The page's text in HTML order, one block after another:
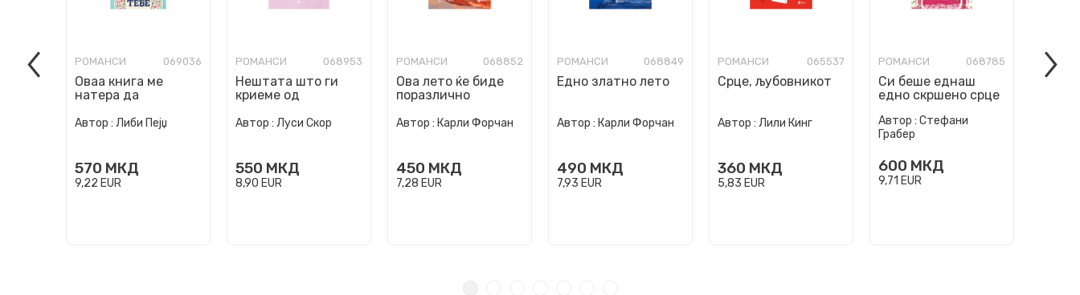
РОМАНСИ 069036
Оваа книга ме
натера да
Автор : Либи Пејџ
570 МКД
9,22 EUR
РОМАНСИ 068953
Нештата што ги
криеме од
Автор : Луси Скор
550 МКД
8,90 EUR
РОМАНСИ 068852
Ова лето ќе биде
поразлично
Автор : Карли Форчан
450 МКД
7,28 EUR
РОМАНСИ 068849
Едно златно лето
Автор : Карли Форчан
490 МКД
7,93 EUR
РОМАНСИ 065537
Срце, љубовникот
Автор : Лили Кинг
360 МКД
5,83 EUR
РОМАНСИ 068785
Си беше еднаш
едно скршено срце
Автор : Стефани
Грабер
600 МКД
9,71 EUR